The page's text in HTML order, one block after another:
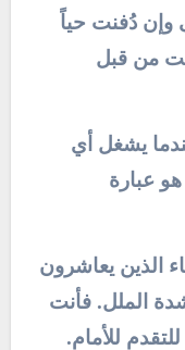
دُفنت حياً
من قبل
يشغل أي
عبارة
الذين يعاشرون
الملل. فأنت
للأمام.